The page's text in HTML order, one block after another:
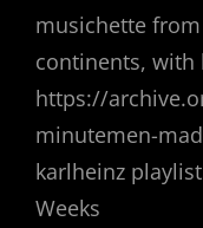
musichette
continents, with
https://
minutemen-
karlheinz
Weeks